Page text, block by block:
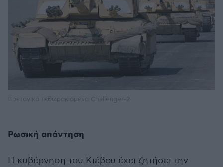
Ρωσική απάντηση
Η κυβέρνηση του Κιέβου έχει ζητήσει την